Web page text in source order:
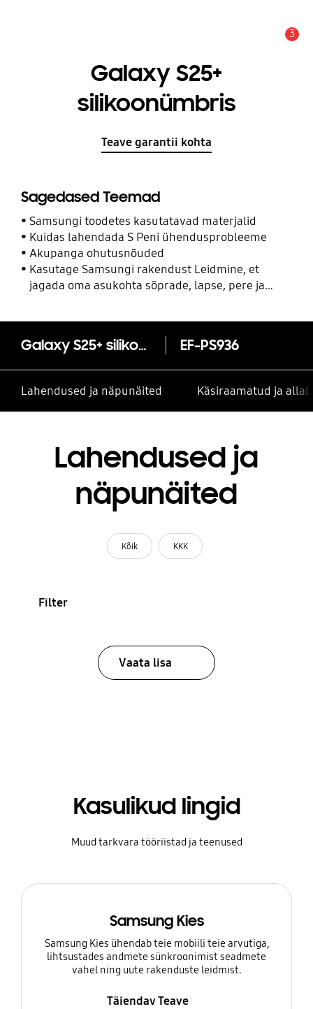
3
Galaxy S25+
silikoonümbris
Teave garantii kohta
Sagedased Teemad
Samsungi toodetes kasutatavad materjalid
Kuidas lahendada S Peni ühendusprobleeme
Akupanga ohutusnõuded
Kasutage Samsungi rakendust Leidmine, et
jagada oma asukohta sõprade, lapse, pere ja
Galaxy S25+ silikoonümbris EF-PS936
Lahendused ja näpunäited Käsiraamatud ja
Lahendused ja
näpunäited
Kõik KKK
Filter
Vaata lisa
Kasulikud lingid
Muud tarkvara tööriistad ja teenused
Samsung Kies
Samsung Kies ühendab teie mobiili teie arvutiga,
lihtsustades andmete sünkroonimist seadmete
vahel ning uute rakenduste leidmist.
Täiendav Teave